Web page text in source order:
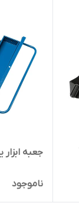
جعبه ابزار
ناموجود